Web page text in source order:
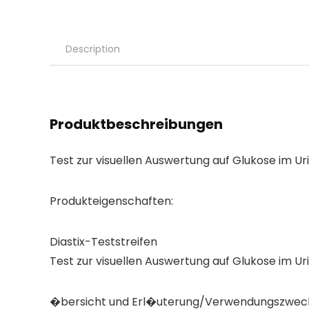
Description
Produktbeschreibungen
Test zur visuellen Auswertung auf Glukose im
Produkteigenschaften:
Diastix-Teststreifen
Test zur visuellen Auswertung auf Glukose im
�bersicht und Erl�uterung/